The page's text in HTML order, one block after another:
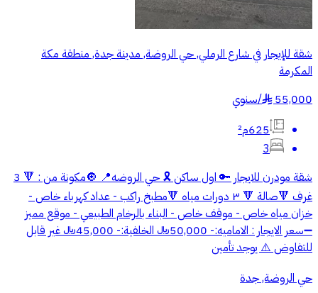
شقة للإيجار في شارع الرملي, حي الروضة, مدينة جدة, منطقة مكة
المكرمة
55,000
§
/سنوي
625م²
3
شقة مودرن للايجار 🔑 اول ساكن 🎗️ حي الروضه📍 🔘مكونة من : 🔻 3
غرف 🔻صالة 🔻 ٣ دورات مياه 🔻مطبخ راكب - عداد كهرباء خاص -
⁠خزان مياه خاص - ⁠موقف خاص - ⁠البناء بالرخام الطبيعي - ⁠موقع مميز
➖سعر الايجار : الاماميه:- 50,000﷼ الخلفية:- 45,000﷼ غير قابل
للتفاوض ⚠️ يوجد تأمين
حي الروضة, جدة